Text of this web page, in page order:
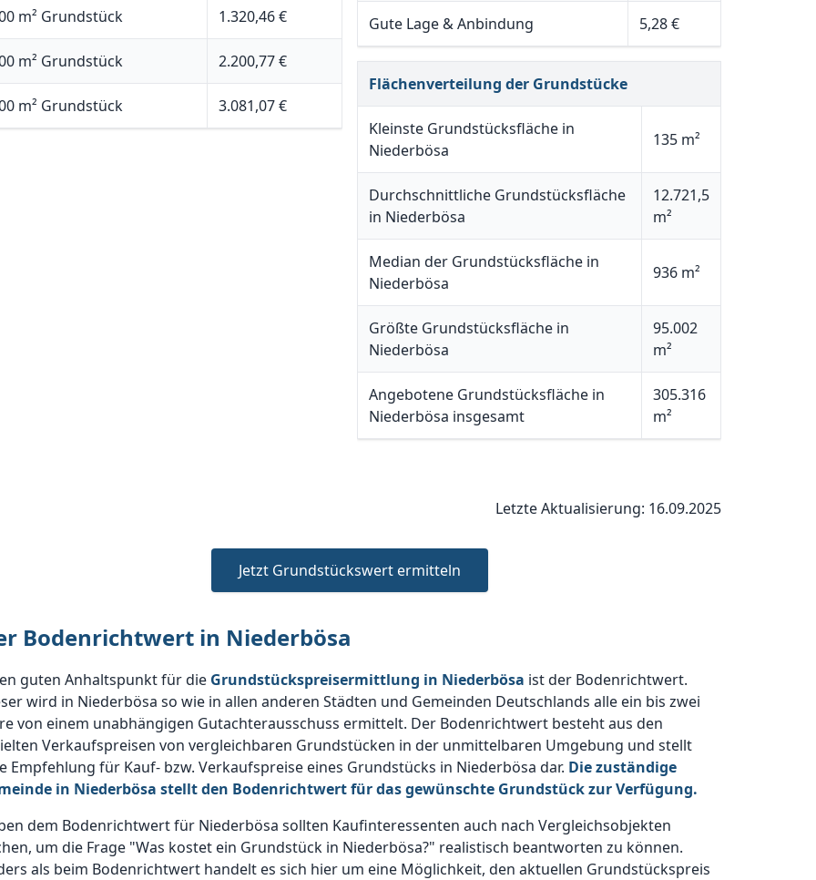
m² Grundstück 1.320,46 €
m² Grundstück 2.200,77 €
m² Grundstück 3.081,07 €
Gute Lage & Anbindung 5,28 €
Flächenverteilung der Grundstücke
Kleinste Grundstücksfläche in
Niederbösa
135 m²
Durchschnittliche Grundstücksfläche
in Niederbösa
12.721,5
m²
Median der Grundstücksfläche in
Niederbösa
936 m²
Größte Grundstücksfläche in
Niederbösa
95.002
m²
Angebotene Grundstücksfläche in
Niederbösa insgesamt
305.316
m²
Letzte Aktualisierung: 16.09.2025
Jetzt Grundstückswert ermitteln
Bodenrichtwert in Niederbösa
guten Anhaltspunkt für die Grundstückspreisermittlung in Niederbösa ist der Bodenrichtwert.
wird in Niederbösa so wie in allen anderen Städten und Gemeinden Deutschlands alle ein bis zwei
von einem unabhängigen Gutachterausschuss ermittelt. Der Bodenrichtwert besteht aus den
Verkaufspreisen von vergleichbaren Grundstücken in der unmittelbaren Umgebung und stellt
Empfehlung für Kauf- bzw. Verkaufspreise eines Grundstücks in Niederbösa dar. Die zuständige
in Niederbösa stellt den Bodenrichtwert für das gewünschte Grundstück zur Verfügung.
dem Bodenrichtwert für Niederbösa sollten Kaufinteressenten auch nach Vergleichsobjekten
um die Frage "Was kostet ein Grundstück in Niederbösa?" realistisch beantworten zu können.
als beim Bodenrichtwert handelt es sich hier um eine Möglichkeit, den aktuellen Grundstückspreis